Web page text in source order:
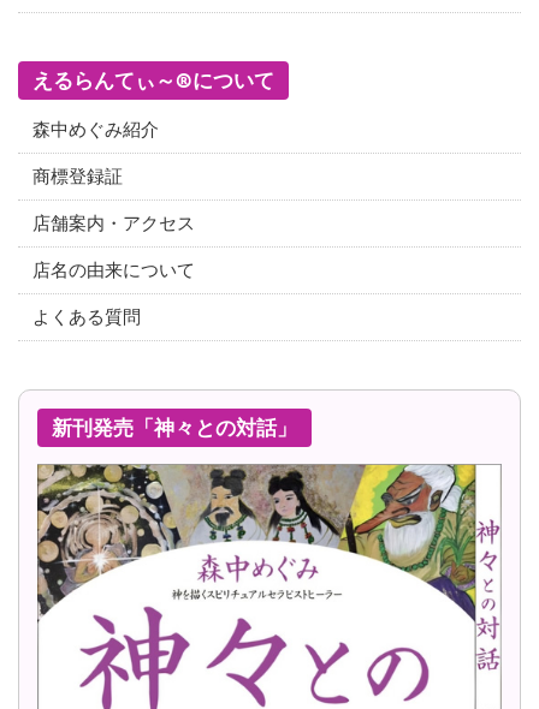
えるらんてぃ～®について
森中めぐみ紹介
商標登録証
店舗案内・アクセス
店名の由来について
よくある質問
新刊発売「神々との対話」